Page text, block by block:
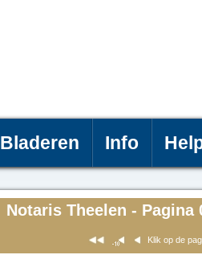
Bladeren Info
Notaris Theelen - Pagina
Klik op de